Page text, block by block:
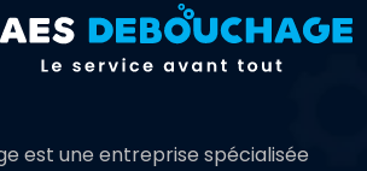
est une entreprise spécialisée